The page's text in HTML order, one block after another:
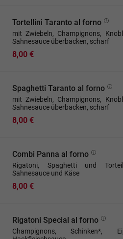
Tortellini Taranto al forno
mit Zwiebeln, Champignons,
Sahnesauce überbacken, scharf
8,00 €
Spaghetti Taranto al forno
mit Zwiebeln, Champignons,
Sahnesauce überbacken, scharf
8,00 €
Combi Panna al forno
Rigatoni, Spaghetti und
Sahnesauce und Käse
8,00 €
Rigatoni Special al forno
Champignons, Schinken*,